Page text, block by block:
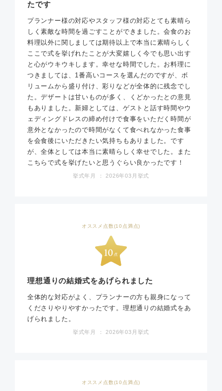
たです
プランナー様の対応やスタッフ様の対応とても素晴ら
しく素敵な時間を過ごすことができました。会食のお
料理以外に関しましては期待以上で本当に素晴らしく
ここで式を挙げれたことが大変嬉しく今でも思い出す
と心がウキウキします。幸せな時間でした。お料理に
つきましては、1番高いコースを選んだのですが、ボ
リュームから盛り付け、彩りなどが全体的に残念でし
た。デザートは甘いものが多く、くどかったとの意見
もありました。新婦としては、ゲストと話す時間やウ
ェディングドレスの締め付けで食事をいただく時間が
意外となかったので時間がなくて食べれなかった食事
を会食後にいただきたい気持ちもありました。です
が、全体としては本当に素晴らしく幸せでした。また
こちらで式を挙げたいと思うぐらい良かったです！
挙式年月 ： 2026年03月挙式
オススメ点数(10点満点)
理想通りの結婚式をあげられました
全体的な対応がよく、プランナーの方も親身になって
くださりやりやすかったです。理想通りの結婚式をあ
げられました。
挙式年月 ： 2026年03月挙式
オススメ点数(10点満点)